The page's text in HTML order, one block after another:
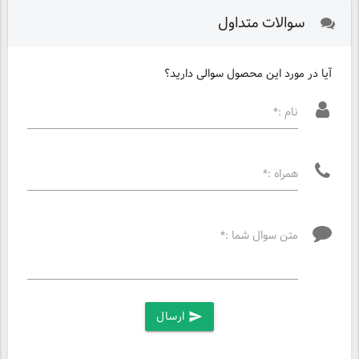
سوالات متداول
آیا در مورد این محصول سوالی دارید؟
نام :*
همراه :*
متن سوال شما :*
send